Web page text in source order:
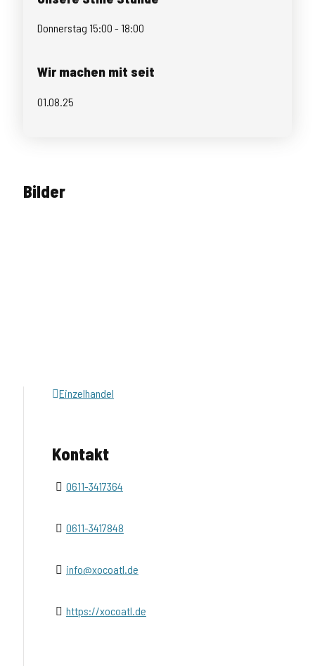
Donnerstag 15:00 - 18:00
Wir machen mit seit
01.08.25
Bilder
Einzelhandel
Kontakt
0611-3417364
0611-3417848
info@xocoatl.de
https://xocoatl.de